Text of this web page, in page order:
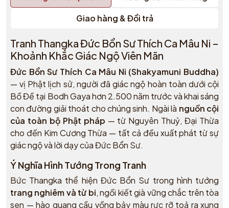
Giao hàng & Đổi trả
Tranh Thangka Đức Bổn Sư Thích Ca Mâu Ni –
Khoảnh Khắc Giác Ngộ Viên Mãn
Đức Bổn Sư Thích Ca Mâu Ni (Shakyamuni Buddha)
— vị Phật lịch sử, người đã giác ngộ hoàn toàn dưới cội
Bồ Đề tại Bodh Gaya hơn 2.500 năm trước và khai sáng
con đường giải thoát cho chúng sinh. Ngài là nguồn cội
của toàn bộ Phật pháp — từ Nguyên Thuỷ, Đại Thừa
cho đến Kim Cương Thừa — tất cả đều xuất phát từ sự
giác ngộ và lời dạy của Đức Bổn Sư.
Ý Nghĩa Hình Tướng Trong Tranh
Bức Thangka thể hiện Đức Bổn Sư trong hình tướng
trang nghiêm và từ bi, ngồi kiết già vững chắc trên tòa
sen — hào quang cầu vồng bảy màu rực rỡ toả ra xung